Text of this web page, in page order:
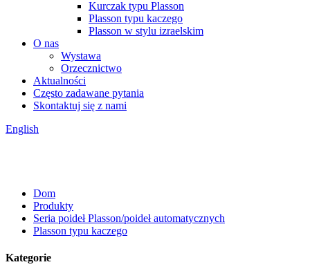
Kurczak typu Plasson
Plasson typu kaczego
Plasson w stylu izraelskim
O nas
Wystawa
Orzecznictwo
Aktualności
Często zadawane pytania
Skontaktuj się z nami
English
Dom
Produkty
Seria poideł Plasson/poideł automatycznych
Plasson typu kaczego
Kategorie